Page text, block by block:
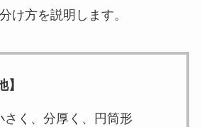
け方を説明します。
】
さく、分厚く、円筒形